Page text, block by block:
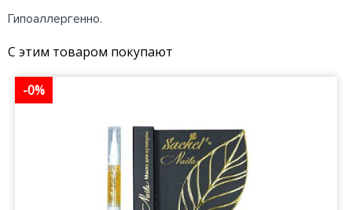
Гипоаллергенно.
С этим товаром покупают
-0%